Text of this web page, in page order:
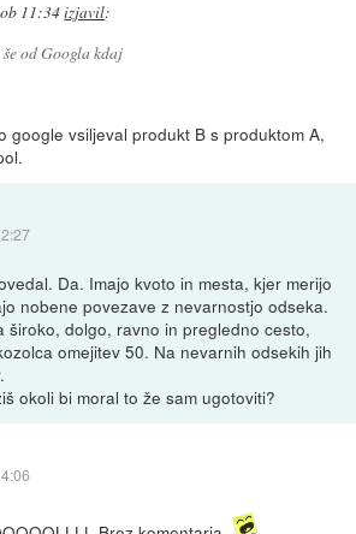
11:34izjavil:
od Googla kdaj
google vsiljeval produkt B s produktom A,
Da. Imajo kvoto in mesta, kjer merijo
nobene povezave z nevarnostjo odseka.
široko, dolgo, ravno in pregledno cesto,
omejitev 50. Na nevarnih odsekih jih
okoli bi moral to že sam ugotoviti?